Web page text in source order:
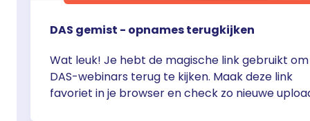
DAS gemist - opnames terugkijken
Wat leuk! Je hebt de magische link gebruikt om
DAS-webinars terug te kijken. Maak deze link
favoriet in je browser en check zo nieuwe